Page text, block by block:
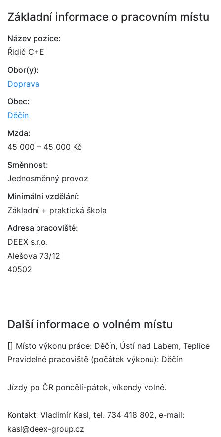
Základní informace o pracovním místu
Název pozice:
Řidič C+E
Obor(y):
Doprava
Obec:
Děčín
Mzda:
45 000 – 45 000 Kč
Směnnost:
Jednosměnný provoz
Minimální vzdělání:
Základní + praktická škola
Adresa pracoviště:
DEEX s.r.o.
Alešova 73/12
40502
Další informace o volném místu
[] Místo výkonu práce: Děčín, Ústí nad Labem, Teplice
Pravidelné pracoviště (počátek výkonu): Děčín
Jízdy po ČR pondělí-pátek, víkendy volné.
Kontakt: Vladimír Kasl, tel. 734 418 802, e-mail:
kasl@deex-group.cz